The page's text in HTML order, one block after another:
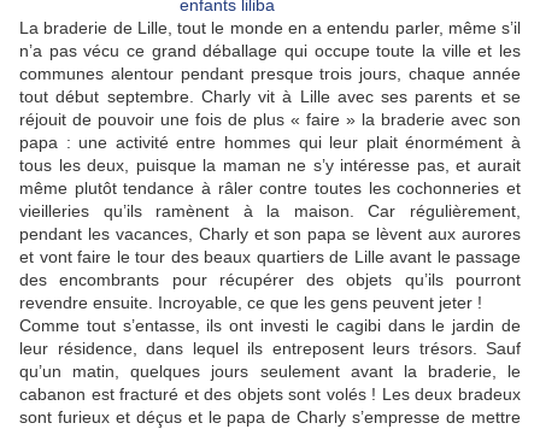
La braderie de Lille, tout le monde en a entendu parler, même s’il
n’a pas vécu ce grand déballage qui occupe toute la ville et les
communes alentour pendant presque trois jours, chaque année
tout début septembre. Charly vit à Lille avec ses parents et se
réjouit de pouvoir une fois de plus « faire » la braderie avec son
papa : une activité entre hommes qui leur plait énormément à
tous les deux, puisque la maman ne s’y intéresse pas, et aurait
même plutôt tendance à râler contre toutes les cochonneries et
vieilleries qu’ils ramènent à la maison. Car régulièrement,
pendant les vacances, Charly et son papa se lèvent aux aurores
et vont faire le tour des beaux quartiers de Lille avant le passage
des encombrants pour récupérer des objets qu’ils pourront
revendre ensuite. Incroyable, ce que les gens peuvent jeter !
Comme tout s’entasse, ils ont investi le cagibi dans le jardin de
leur résidence, dans lequel ils entreposent leurs trésors. Sauf
qu’un matin, quelques jours seulement avant la braderie, le
cabanon est fracturé et des objets sont volés ! Les deux bradeux
sont furieux et déçus et le papa de Charly s’empresse de mettre